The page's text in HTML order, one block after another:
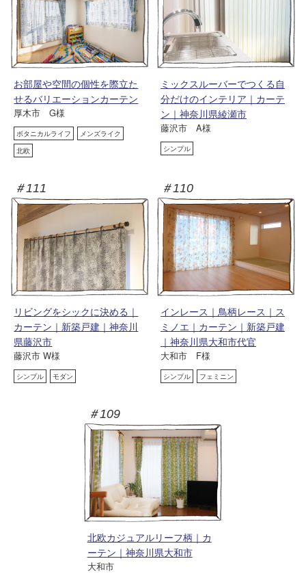
お部屋や空間の個性を際立た
せるバリエーションカーテン
厚木市 G様
ボタニカルライフ
メンズライク
北欧
ミックスルーバーでつくる自
分だけのインテリア｜カーテ
ン｜神奈川県綾瀬市
藤沢市 A様
シンプル
＃111
リビングをシックに決める｜
カーテン｜新築戸建｜神奈川
県藤沢市
藤沢市 W様
シンプル モダン
＃110
インレース｜鳥柄レース｜ス
ミノエ｜カーテン｜新築戸建
｜神奈川県大和市代官
大和市 F様
シンプル フェミニン
＃109
北欧カジュアルリーフ柄｜カ
ーテン｜神奈川県大和市
大和市